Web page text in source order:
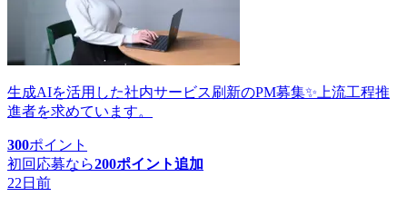
生成AIを活用した社内サービス刷新のPM募集✨上流工程推
進者を求めています。
300ポイント
初回応募なら200ポイント追加
22日前